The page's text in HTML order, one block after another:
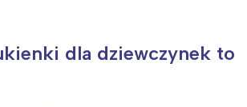
dla dziewczynek to